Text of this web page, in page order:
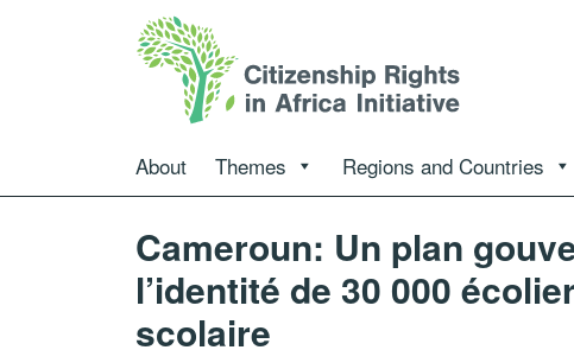
About Themes Regions and Countries
Cameroun: Un plan
l’identité de 30 000
scolaire